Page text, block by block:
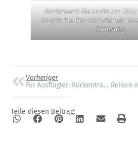
Kunterbunt: Die Looks vonBlue
bereits bei den Kleinsten für
Stimmung.
Vorheriger
Für Ausflügler: Rückentragen von LittleLife
Teile diesen Beitrag: